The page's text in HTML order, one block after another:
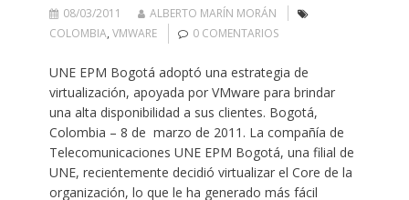
08/03/2011
ALBERTO MARÍN MORÁN
COLOMBIA, VMWARE 0 COMENTARIOS
UNE EPM Bogotá adoptó una estrategia de
virtualización, apoyada por VMware para brindar
una alta disponibilidad a sus clientes. Bogotá,
Colombia – 8 de marzo de 2011. La compañía de
Telecomunicaciones UNE EPM Bogotá, una filial de
UNE, recientemente decidió virtualizar el Core de la
organización, lo que le ha generado más fácil